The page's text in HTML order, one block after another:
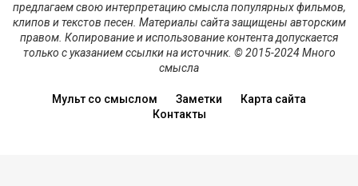
предлагаем свою интерпретацию смысла популярных фильмов,
клипов и текстов песен. Материалы сайта защищены авторским
правом. Копирование и использование контента допускается
только с указанием ссылки на источник. © 2015-2024 Много
смысла
Мульт со смыслом Заметки
Карта сайта
Контакты